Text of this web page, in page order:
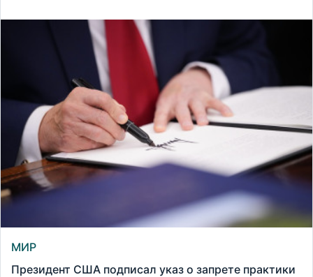
МИР
Президент США подписал указ о запрете практики